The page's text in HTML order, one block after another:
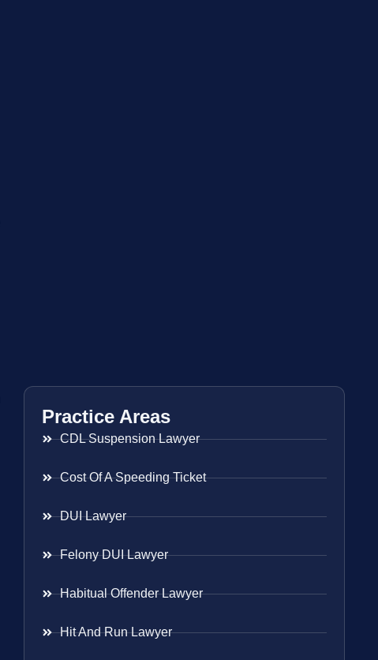
Practice Areas
CDL Suspension Lawyer
Cost Of A Speeding Ticket
DUI Lawyer
Felony DUI Lawyer
Habitual Offender Lawyer
Hit And Run Lawyer